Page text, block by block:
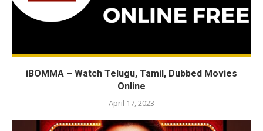
iBOMMA – Watch Telugu, Tamil, Dubbed Movies
Online
April 17, 2023